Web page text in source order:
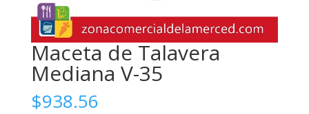
Maceta de Talavera
Mediana V-35
$938.56